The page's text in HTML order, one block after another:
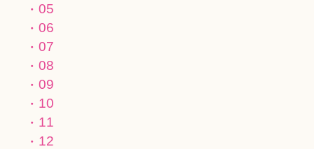
05
06
07
08
09
10
11
12